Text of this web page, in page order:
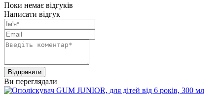
Поки немає відгуків
Написати відгук
Ви переглядали